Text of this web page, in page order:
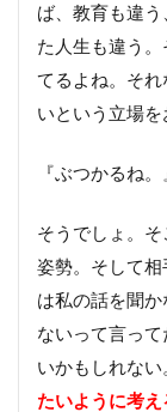
ば、教育も違
た人生も違う
てるよね。そ
いという立場
『ぶつかるね。
そうでしょ。
姿勢。そして
は私の話を聞
ないって言っ
いかもしれない
たいように考